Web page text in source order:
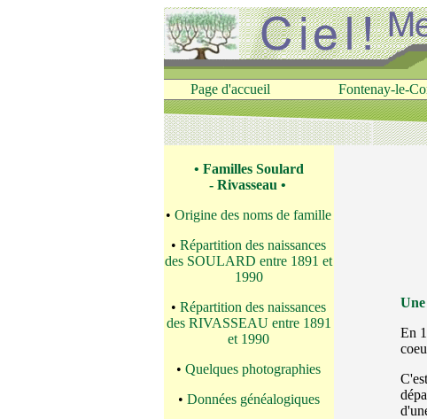
Page d'accueil Fontenay-le-
• Familles Soulard
- Rivasseau •
• Origine des noms de famille
• Répartition des naissances
des SOULARD entre 1891 et
1990
• Répartition des naissances
des RIVASSEAU entre 1891
et 1990
• Quelques photographies
• Données généalogiques
En